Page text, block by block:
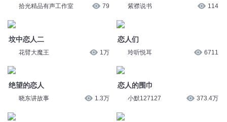
拾光精品有声工作室 79
坟中恋人二
花臂大魔王 1万
绝望的恋人
晓东讲故事 1.3万
紫襟说书 114
恋人们
玲听悦耳 6711
恋人的围巾
小默127127 373.4万